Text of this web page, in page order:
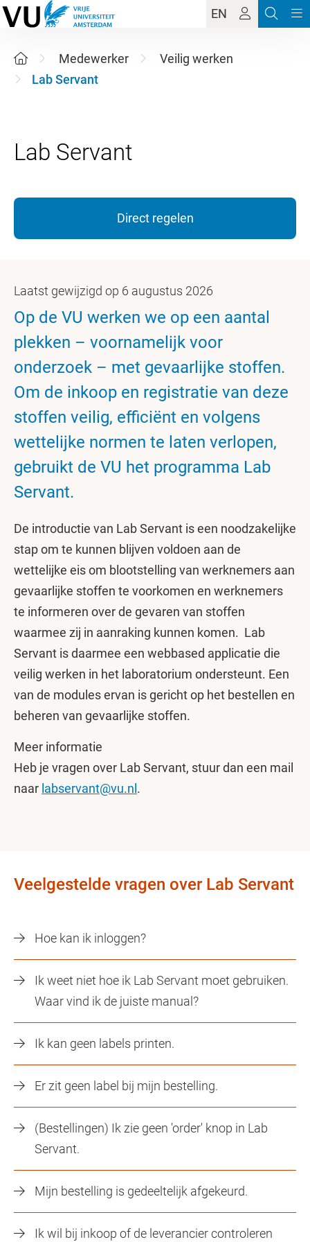
EN
Medewerker
Veilig werken
Lab Servant
Direct regelen
Laatst gewijzigd op 6 augustus 2026
Op de VU werken we op een aantal
plekken – voornamelijk voor
onderzoek – met gevaarlijke stoffen.
Om de inkoop en registratie van deze
stoffen veilig, efficiënt en volgens
wettelijke normen te laten verlopen,
gebruikt de VU het programma Lab
Servant.
De introductie van Lab Servant is een noodzakelijke
stap om te kunnen blijven voldoen aan de
wettelijke eis om blootstelling van werknemers aan
gevaarlijke stoffen te voorkomen en werknemers
te informeren over de gevaren van stoffen
waarmee zij in aanraking kunnen komen. Lab
Servant is daarmee een webbased applicatie die
veilig werken in het laboratorium ondersteunt. Een
van de modules ervan is gericht op het bestellen en
beheren van gevaarlijke stoffen.
Meer informatie
Heb je vragen over Lab Servant, stuur dan een mail
naar labservant@vu.nl .
Veelgestelde vragen over Lab Servant
Hoe kan ik inloggen?
Ik weet niet hoe ik Lab Servant moet gebruiken.
Waar vind ik de juiste manual?
Ik kan geen labels printen.
Er zit geen label bij mijn bestelling.
(Bestellingen) Ik zie geen 'order' knop in Lab
Servant.
Mijn bestelling is gedeeltelijk afgekeurd.
Ik wil bij inkoop of de leverancier controleren